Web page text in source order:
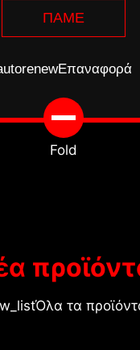
ΠΑΜΕ
Επαναφορά
Fold
Όλα τα